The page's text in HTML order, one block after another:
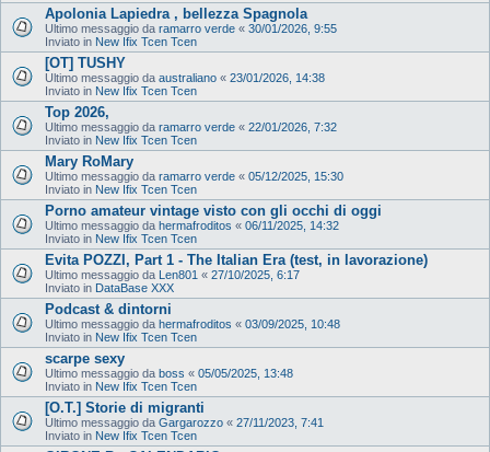
Apolonia Lapiedra , bellezza Spagnola
Ultimo messaggio da ramarro verde « 30/01/2026, 9:55
Inviato in New Ifix Tcen Tcen
[OT] TUSHY
Ultimo messaggio da australiano « 23/01/2026, 14:38
Inviato in New Ifix Tcen Tcen
Top 2026,
Ultimo messaggio da ramarro verde « 22/01/2026, 7:32
Inviato in New Ifix Tcen Tcen
Mary RoMary
Ultimo messaggio da ramarro verde « 05/12/2025, 15:30
Inviato in New Ifix Tcen Tcen
Porno amateur vintage visto con gli occhi di oggi
Ultimo messaggio da hermafroditos « 06/11/2025, 14:32
Inviato in New Ifix Tcen Tcen
Evita POZZI, Part 1 - The Italian Era (test, in lavorazione)
Ultimo messaggio da Len801 « 27/10/2025, 6:17
Inviato in DataBase XXX
Podcast & dintorni
Ultimo messaggio da hermafroditos « 03/09/2025, 10:48
Inviato in New Ifix Tcen Tcen
scarpe sexy
Ultimo messaggio da boss « 05/05/2025, 13:48
Inviato in New Ifix Tcen Tcen
[O.T.] Storie di migranti
Ultimo messaggio da Gargarozzo « 27/11/2023, 7:41
Inviato in New Ifix Tcen Tcen